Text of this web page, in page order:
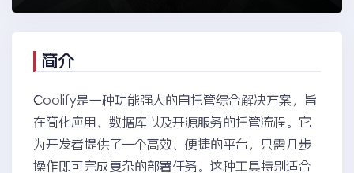
简介
Coolify是一种功能强大的自托管综合解决方案，旨
在简化应用、数据库以及开源服务的托管流程。它
为开发者提供了一个高效、便捷的平台，只需几步
操作即可完成复杂的部署任务。这种工具特别适合